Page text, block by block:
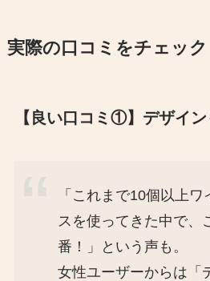
実際の口コミをチェック
【良い口コミ①】デザイ
「これまで10個以上ワ
スを使ってきた中で、
番！」という声も。
女性ユーザーからは「